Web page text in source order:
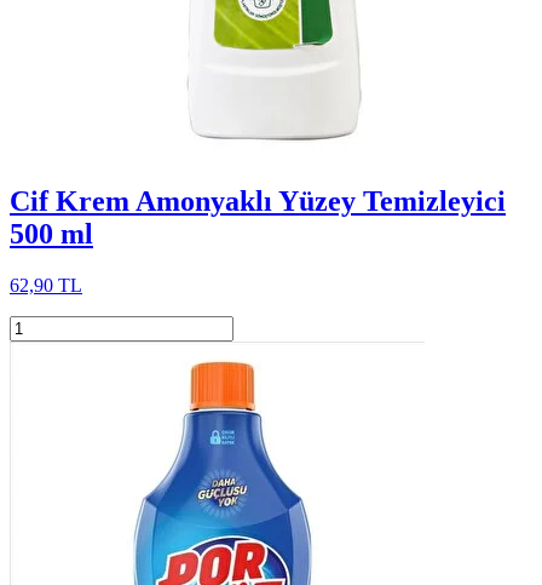
Cif Krem Amonyaklı Yüzey Temizleyici
500 ml
62,90 TL